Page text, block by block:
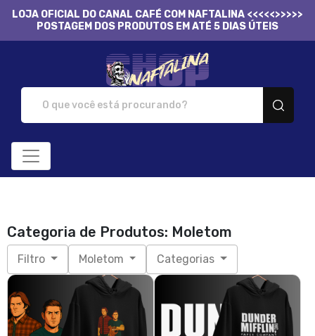
LOJA OFICIAL DO CANAL CAFÉ COM NAFTALINA <<<<<>>>>>
POSTAGEM DOS PRODUTOS EM ATÉ 5 DIAS ÚTEIS
Categoria de Produtos: Moletom
Filtro Moletom Categorias